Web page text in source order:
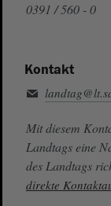
0391 / 560 - 0
Kontakt
Mit diesem
Landtags eine
des Landtags
direkte